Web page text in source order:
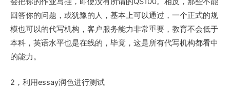
回答你的问题，或犹豫的人，基本上可以通过，一个正式的规
模也可以的代写机构，客户服务能力非常重要，教育不会低于
本科，英语水平也是在线的，毕竟，这是所有代写机构都看中
的能力。
2，利用essay润色进行测试